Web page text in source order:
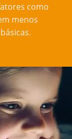
como
menos